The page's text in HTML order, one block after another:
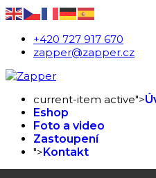
+420 727 917 670
zapper@zapper.cz
current-item active">
Eshop
Foto a video
Zastoupení
">Kontakt